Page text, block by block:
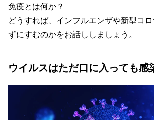
免疫とは何か？
どうすれば、インフルエンザや新型コ
ずにすむのかをお話ししましょう。
ウイルスはただ口に入っても感